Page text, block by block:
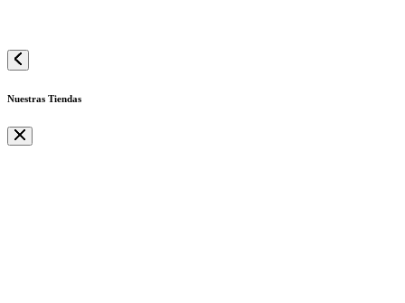
Nuestras Tiendas